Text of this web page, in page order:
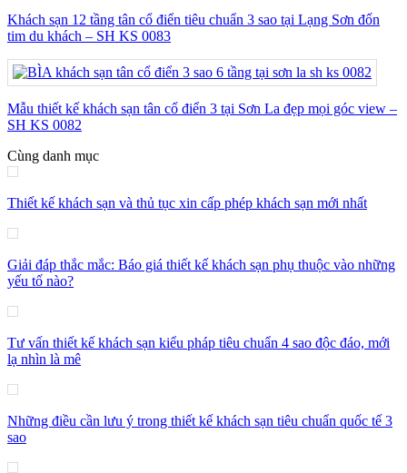
Khách sạn 12 tầng tân cổ điển tiêu chuẩn 3 sao tại Lạng Sơn đốn
tim du khách – SH KS 0083
Mẫu thiết kế khách sạn tân cổ điển 3 tại Sơn La đẹp mọi góc view –
SH KS 0082
Cùng danh mục
Thiết kế khách sạn và thủ tục xin cấp phép khách sạn mới nhất
Giải đáp thắc mắc: Báo giá thiết kế khách sạn phụ thuộc vào những
yếu tố nào?
Tư vấn thiết kế khách sạn kiểu pháp tiêu chuẩn 4 sao độc đáo, mới
lạ nhìn là mê
Những điều cần lưu ý trong thiết kế khách sạn tiêu chuẩn quốc tế 3
sao